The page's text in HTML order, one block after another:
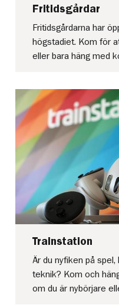
Fritidsgårdar
Fritidsgårdarna har
högstadiet. Kom för
eller bara häng med
Trainstation
Är du nyfiken på
teknik? Kom och
om du är nybörjare